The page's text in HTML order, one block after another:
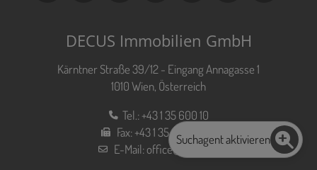
DECUS Immobilien GmbH
Kärntner Straße 39/12 - Eingang Annagasse 1
1010 Wien, Österreich
Tel.:+43 1 35 600 10
Fax:+43 1 35 600 10 80
E-Mail:office@decus.at
Suchagent aktivieren